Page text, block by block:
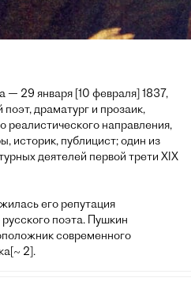
— 29 января [10 февраля] 1837,
драматург и прозаик,
реалистического направления,
историк, публицист; один из
деятелей первой трети XIX
его репутация
поэта. Пушкин
современного
2].